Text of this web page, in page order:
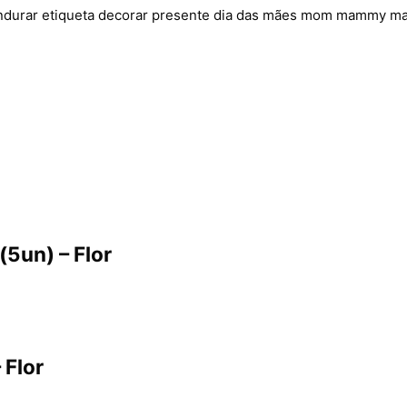
etiqueta decorar presente dia das mães mom mammy
– Flor
Flor